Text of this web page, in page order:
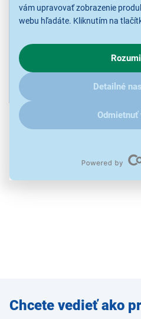
vám upravovať zobrazenie
webu hľadáte. Kliknutím na
o chovaní na webe pre
V prípade že vás zaujímajú
ďalšími údaji pracujeme, kliknite
Detailné
K vyzdvihnutiu do 15 minút
v 1 predajni
479,00 €
v priebehu času zmeniť bez
Zadajte
e-mail
Chcete vedieť ako